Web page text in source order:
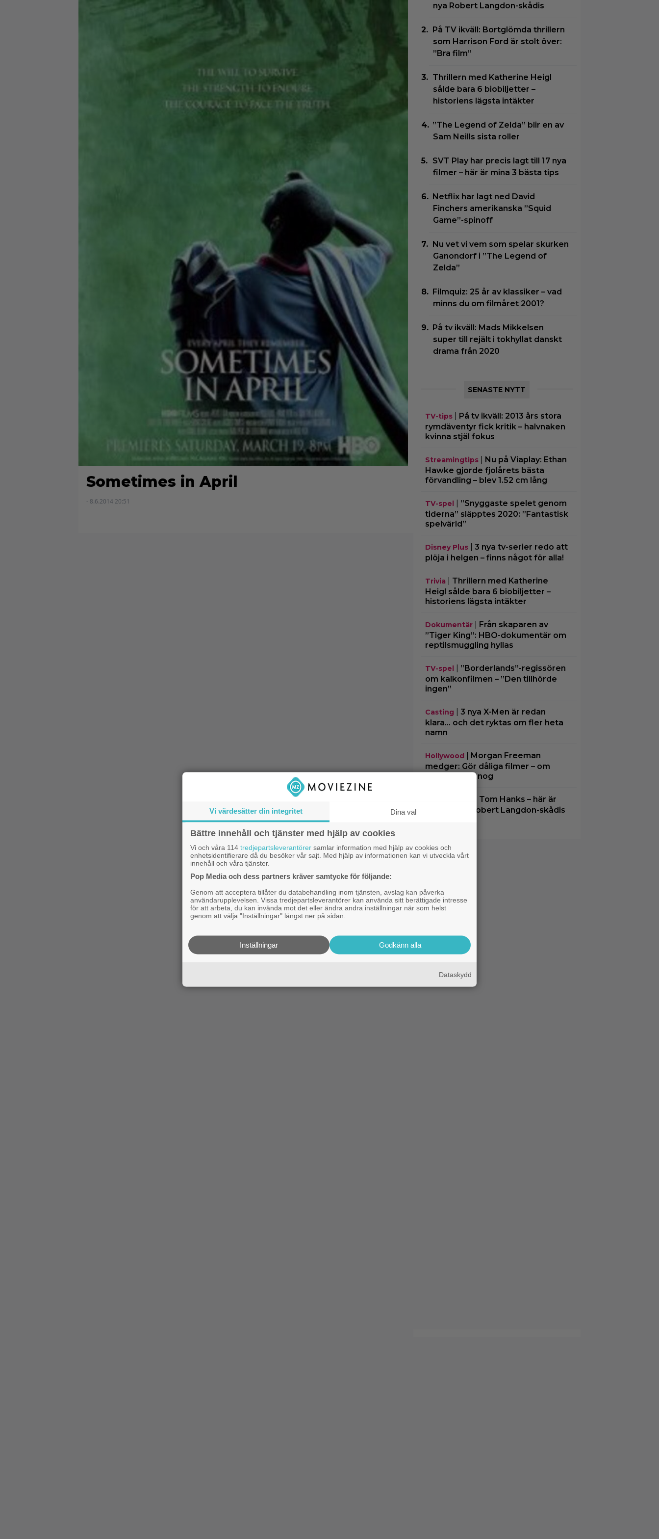
Sometimes in April
- 8.6.2014 20:51
nya Robert Langdon-skådis
På TV ikväll: Bortglömda thrillern
som Harrison Ford är stolt över:
”Bra film”
Thrillern med Katherine Heigl
sålde bara 6 biobiljetter –
historiens lägsta intäkter
”The Legend of Zelda” blir en av
Sam Neills sista roller
SVT Play har precis lagt till 17 nya
filmer – här är mina 3 bästa tips
Netflix har lagt ned David
Finchers amerikanska ”Squid
Game”-spinoff
Nu vet vi vem som spelar skurken
Ganondorf i ”The Legend of
Zelda”
Filmquiz: 25 år av klassiker – vad
minns du om filmåret 2001?
På tv ikväll: Mads Mikkelsen
super till rejält i tokhyllat danskt
drama från 2020
SENASTE NYTT
TV-tips| På tv ikväll: 2013 års stora
rymdäventyr fick kritik – halvnaken
kvinna stjäl fokus
Streamingtips| Nu på Viaplay: Ethan
Hawke gjorde fjolårets bästa
förvandling – blev 1.52 cm lång
TV-spel
”Snyggaste spelet genom
tiderna” släpptes 2020: ”Fantastisk
spelvärld”
Disney Plus| 3 nya tv-serier redo att
plöja i helgen – finns något för alla!
Trivia
Thrillern med Katherine
Heigl sålde bara 6 biobiljetter –
historiens lägsta intäkter
Dokumentär| Från skaparen av
”Tiger King”: HBO-dokumentär om
reptilsmuggling hyllas
TV-spel
”Borderlands”-regissören
om kalkonfilmen – ”Den tillhörde
ingen”
Casting
3 nya X-Men är redan
klara… och det ryktas om fler heta
namn
Hollywood
Morgan Freeman
medger: Gör dåliga filmer – om
lönen är hög nog
Glöm Tom Hanks – här är
Netflix nya Robert Langdon-skådis
Vi värdesätter din integritet Dina val
Bättre innehåll och tjänster med hjälp av cookies
Vi och våra 114 tredjepartsleverantörer samlar information med hjälp av cookies och
enhetsidentifierare då du besöker vår sajt. Med hjälp av informationen kan vi utveckla vårt
innehåll och våra tjänster.
Pop Media och dess partners kräver samtycke för följande:
Genom att acceptera tillåter du databehandling inom tjänsten, avslag kan påverka
användarupplevelsen. Vissa tredjepartsleverantörer kan använda sitt berättigade intresse
för att arbeta, du kan invända mot det eller ändra andra inställningar när som helst
genom att välja "Inställningar" längst ner på sidan.
Godkänn alla
Inställningar
Dataskydd